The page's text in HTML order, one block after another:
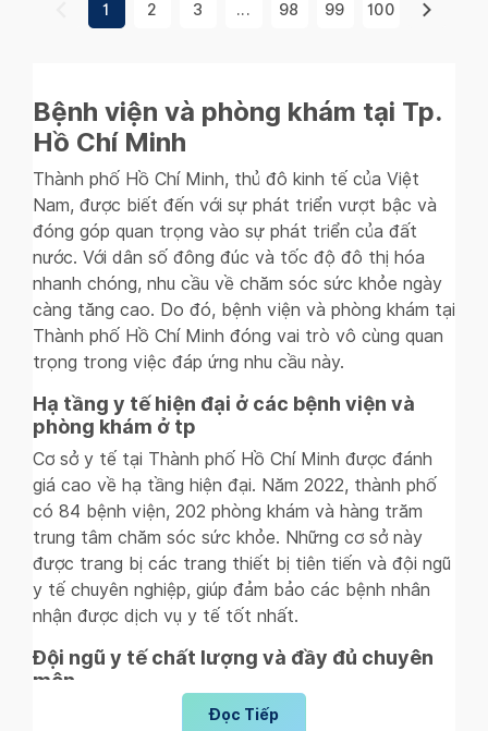
1 2 3 ... 98 99 100
Bệnh viện và phòng khám tại Tp.
Hồ Chí Minh
Thành phố Hồ Chí Minh, thủ đô kinh tế của Việt
Nam, được biết đến với sự phát triển vượt bậc và
đóng góp quan trọng vào sự phát triển của đất
nước. Với dân số đông đúc và tốc độ đô thị hóa
nhanh chóng, nhu cầu về chăm sóc sức khỏe ngày
càng tăng cao. Do đó, bệnh viện và phòng khám tại
Thành phố Hồ Chí Minh đóng vai trò vô cùng quan
trọng trong việc đáp ứng nhu cầu này.
Hạ tầng y tế hiện đại ở các bệnh viện và
phòng khám ở tp
Cơ sở y tế tại Thành phố Hồ Chí Minh được đánh
giá cao về hạ tầng hiện đại. Năm 2022, thành phố
có 84 bệnh viện, 202 phòng khám và hàng trăm
trung tâm chăm sóc sức khỏe. Những cơ sở này
được trang bị các trang thiết bị tiên tiến và đội ngũ
y tế chuyên nghiệp, giúp đảm bảo các bệnh nhân
nhận được dịch vụ y tế tốt nhất.
Đội ngũ y tế chất lượng và đầy đủ chuyên
môn
Các phòng khám và bệnh viện tại Tp. HCM có đội
Đọc Tiếp